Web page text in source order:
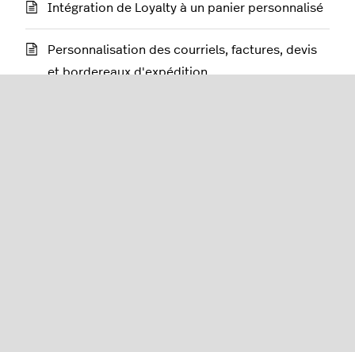
Intégration de Loyalty à un panier personnalisé
Personnalisation des courriels, factures, devis
et bordereaux d'expédition